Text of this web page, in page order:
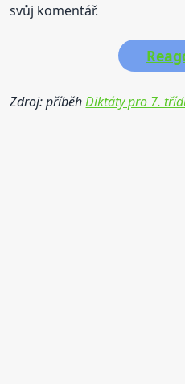
svůj komentář.
Zdroj: příběhDiktáty pro 7.